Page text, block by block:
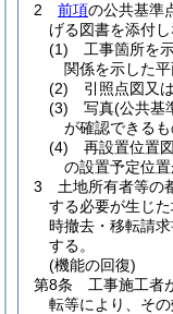
2
前項の公共基準
げる図書を添付し
(1)
工事箇所を
関係を示した
(2)
引照点図又
(3)
写真(公共基
が確認できる
(4)
再設置位置図
の設置予定位
3
土地所有者等の
する必要が生じ
時撤去・移転請
する。
(機能の回復)
第8条
工事施工者
転等により、そ